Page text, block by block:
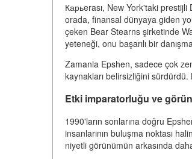
Карьerası, New York'taki
orada, finansal dünyaya giden
çeken Bear Stearns şirketinde
yeteneği, onu başarılı bir
Zamanla Epshen, sadece çok
kaynakları belirsizliğini
Etki imparatorluğu ve
1990'ların sonlarına doğru
insanlarının buluşma noktası
niyetli görünümün arkasında